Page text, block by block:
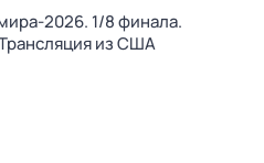
2026. 1/8 финала.
из США